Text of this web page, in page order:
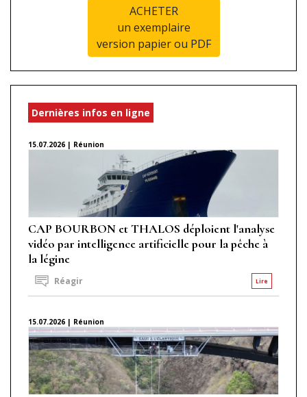
ACHETER
un exemplaire
version papier ou PDF
Dernières infos en ligne
15.07.2026 | Réunion
CAP BOURBON et THALOS déploient l'analyse
vidéo par intelligence artificielle pour la pêche à
la légine
Lire
Réagir
15.07.2026 | Réunion